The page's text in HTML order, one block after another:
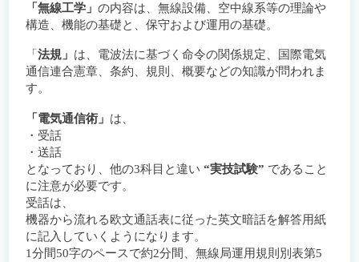
「無線工学」の内容は、無線設備、空中線系等の理論や
構造、機能の基礎と、保守および運用の基礎。
「法規」 は、電波法に基づく命令の関係規定、国際電気
通信連合憲章、条約、規則、概要などの知識が問われま
す。
「電気通信術」 は、
・受話
・送話
となっており、他の3科目と違い“実技試験” であること
に注意が必要です。
受話は、
機器から流れる欧文通話表に従った英文暗話を解答用紙
に記入していくようになります。
1分間50字のペースで約2分間、無線局運用規則別表第5